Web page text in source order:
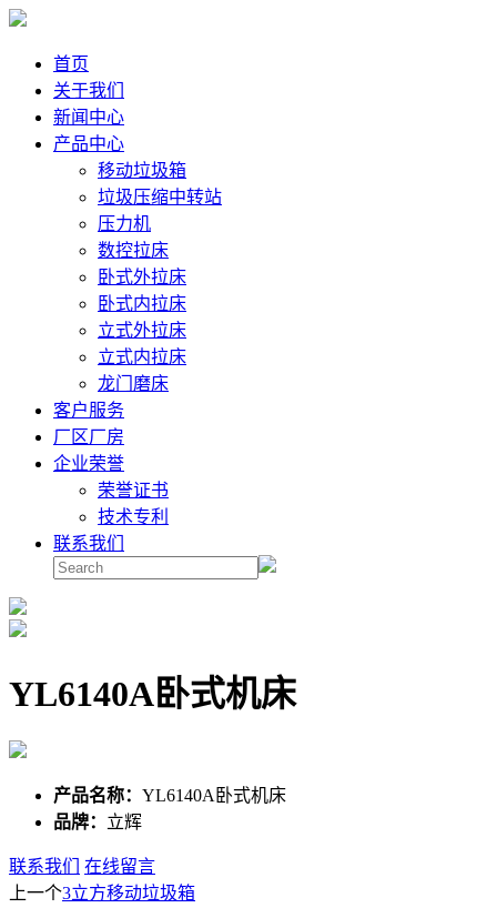
首页
关于我们
新闻中心
产品中心
移动垃圾箱
垃圾压缩中转站
压力机
数控拉床
卧式外拉床
卧式内拉床
立式外拉床
立式内拉床
龙门磨床
客户服务
厂区厂房
企业荣誉
荣誉证书
技术专利
联系我们
YL6140A卧式机床
产品名称： YL6140A卧式机床
品牌： 立辉
联系我们
在线留言
上一个3立方移动垃圾箱